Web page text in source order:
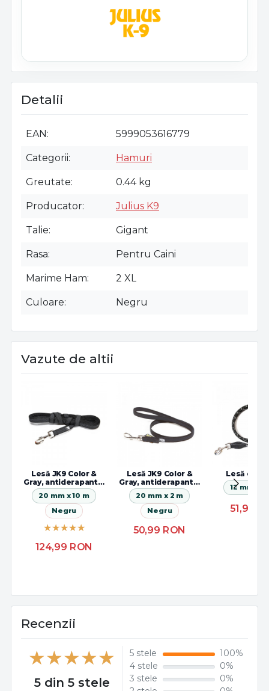
Detalii
EAN 5999053616779
Categorii Hamuri
Greutate 0.44 kg
Producator Julius K9
Talie Gigant
Rasa Pentru Caini
Marime Ham 2 XL
Culoare Negru
Vazute de altii
Lesă JK9 Color &
Gray, antiderapantă,
cu maner
20 mm x 10 m
Negru
124,99 RON
Lesă JK9 Color &
Gray, antiderapantă,
cu maner
20 mm x 2 m
Negru
50,99 RON
Lesă
12 mm x
51,99
Recenzii
5 din 5 stele
5 stele
100%
4 stele
0%
3 stele
0%